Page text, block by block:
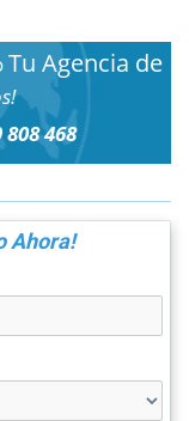
Tu Agencia de
808 468
Ahora!